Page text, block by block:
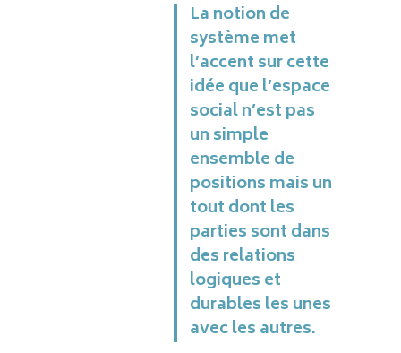
La notion de
système met
l’accent sur cette
idée que l’espace
social n’est pas
un simple
ensemble de
positions mais un
tout dont les
parties sont dans
des relations
logiques et
durables les unes
avec les autres.